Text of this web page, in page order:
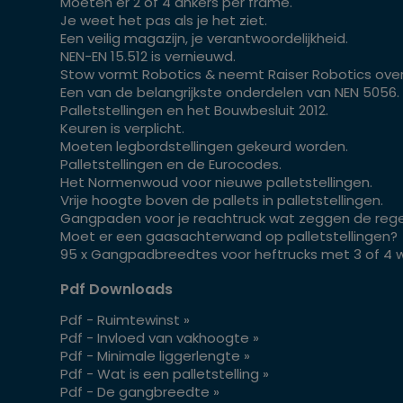
Je weet het pas als je het ziet.
Een veilig magazijn, je verantwoordelijkheid.
NEN-EN 15.512 is vernieuwd.
Stow vormt Robotics & neemt Raiser Robotics
Een van de belangrijkste onderdelen van NEN 5056.
Palletstellingen en het Bouwbesluit 2012.
Keuren is verplicht.
Moeten legbordstellingen gekeurd worden.
Palletstellingen en de Eurocodes.
Het Normenwoud voor nieuwe palletstellingen.
Vrije hoogte boven de pallets in palletstellingen.
Gangpaden voor je reachtruck wat zeggen de
Moet er een gaasachterwand op palletstellingen?
95 x Gangpadbreedtes voor heftrucks met 3 of 4
Pdf Downloads
Pdf - Ruimtewinst »
Pdf - Invloed van vakhoogte »
Pdf - Minimale liggerlengte »
Pdf - Wat is een palletstelling »
Pdf - De gangbreedte »